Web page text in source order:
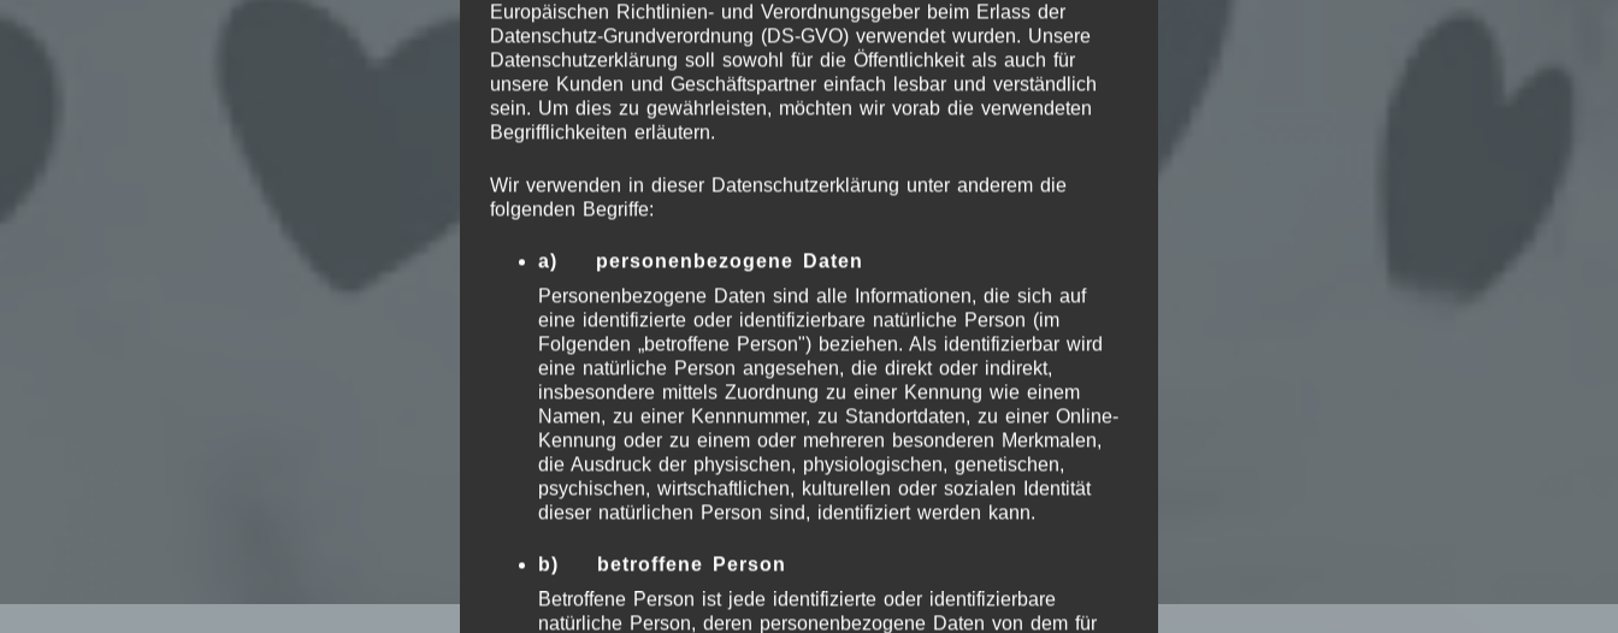
Europäischen Richtlinien- und Verordnungsgeber beim Erlass der
Datenschutz-Grundverordnung (DS-GVO) verwendet wurden. Unsere
Datenschutzerklärung soll sowohl für die Öffentlichkeit als auch für
unsere Kunden und Geschäftspartner einfach lesbar und verständlich
sein. Um dies zu gewährleisten, möchten wir vorab die verwendeten
Begrifflichkeiten erläutern.
Wir verwenden in dieser Datenschutzerklärung unter anderem die
folgenden Begriffe:
a) personenbezogene Daten
Personenbezogene Daten sind alle Informationen, die sich auf
eine identifizierte oder identifizierbare natürliche Person (im
Folgenden „betroffene Person") beziehen. Als identifizierbar wird
eine natürliche Person angesehen, die direkt oder indirekt,
insbesondere mittels Zuordnung zu einer Kennung wie einem
Namen, zu einer Kennnummer, zu Standortdaten, zu einer Online-
Kennung oder zu einem oder mehreren besonderen Merkmalen,
die Ausdruck der physischen, physiologischen, genetischen,
psychischen, wirtschaftlichen, kulturellen oder sozialen Identität
dieser natürlichen Person sind, identifiziert werden kann.
b) betroffene Person
Betroffene Person ist jede identifizierte oder identifizierbare
natürliche Person, deren personenbezogene Daten von dem für